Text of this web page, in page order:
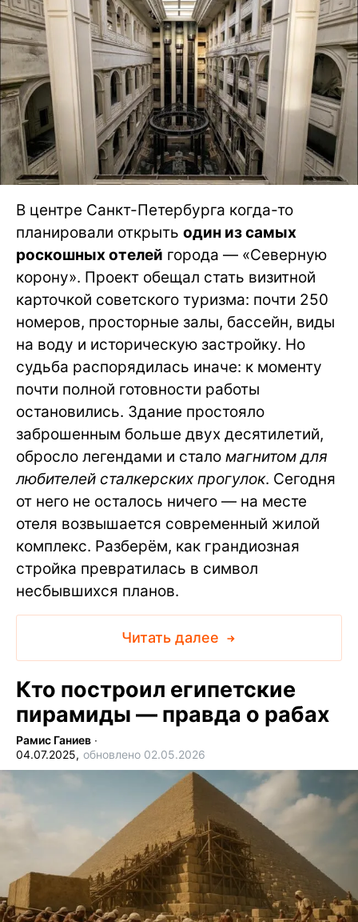
В центре Санкт-Петербурга когда-то
планировали открыть один из самых
роскошных отелей города — «Северную
корону». Проект обещал стать визитной
карточкой советского туризма: почти 250
номеров, просторные залы, бассейн, виды
на воду и историческую застройку. Но
судьба распорядилась иначе: к моменту
почти полной готовности работы
остановились. Здание простояло
заброшенным больше двух десятилетий,
обросло легендами и стало магнитом для
любителей сталкерских прогулок. Сегодня
от него не осталось ничего — на месте
отеля возвышается современный жилой
комплекс. Разберём, как грандиозная
стройка превратилась в символ
несбывшихся планов.
Читать далее
Кто построил египетские
пирамиды — правда о рабах
Рамис Ганиев ∙
04.07.2025, обновлено 02.05.2026